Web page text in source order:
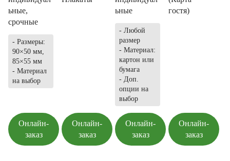
ьные,
срочные
- Размеры:
90×50 мм,
85×55 мм
- Материал
на выбор
Онлайн-
заказ
Онлайн-
заказ
ьные
- Любой
размер
- Материал:
картон или
бумага
- Доп.
опции на
выбор
Онлайн-
заказ
гостя)
Онлайн-
заказ